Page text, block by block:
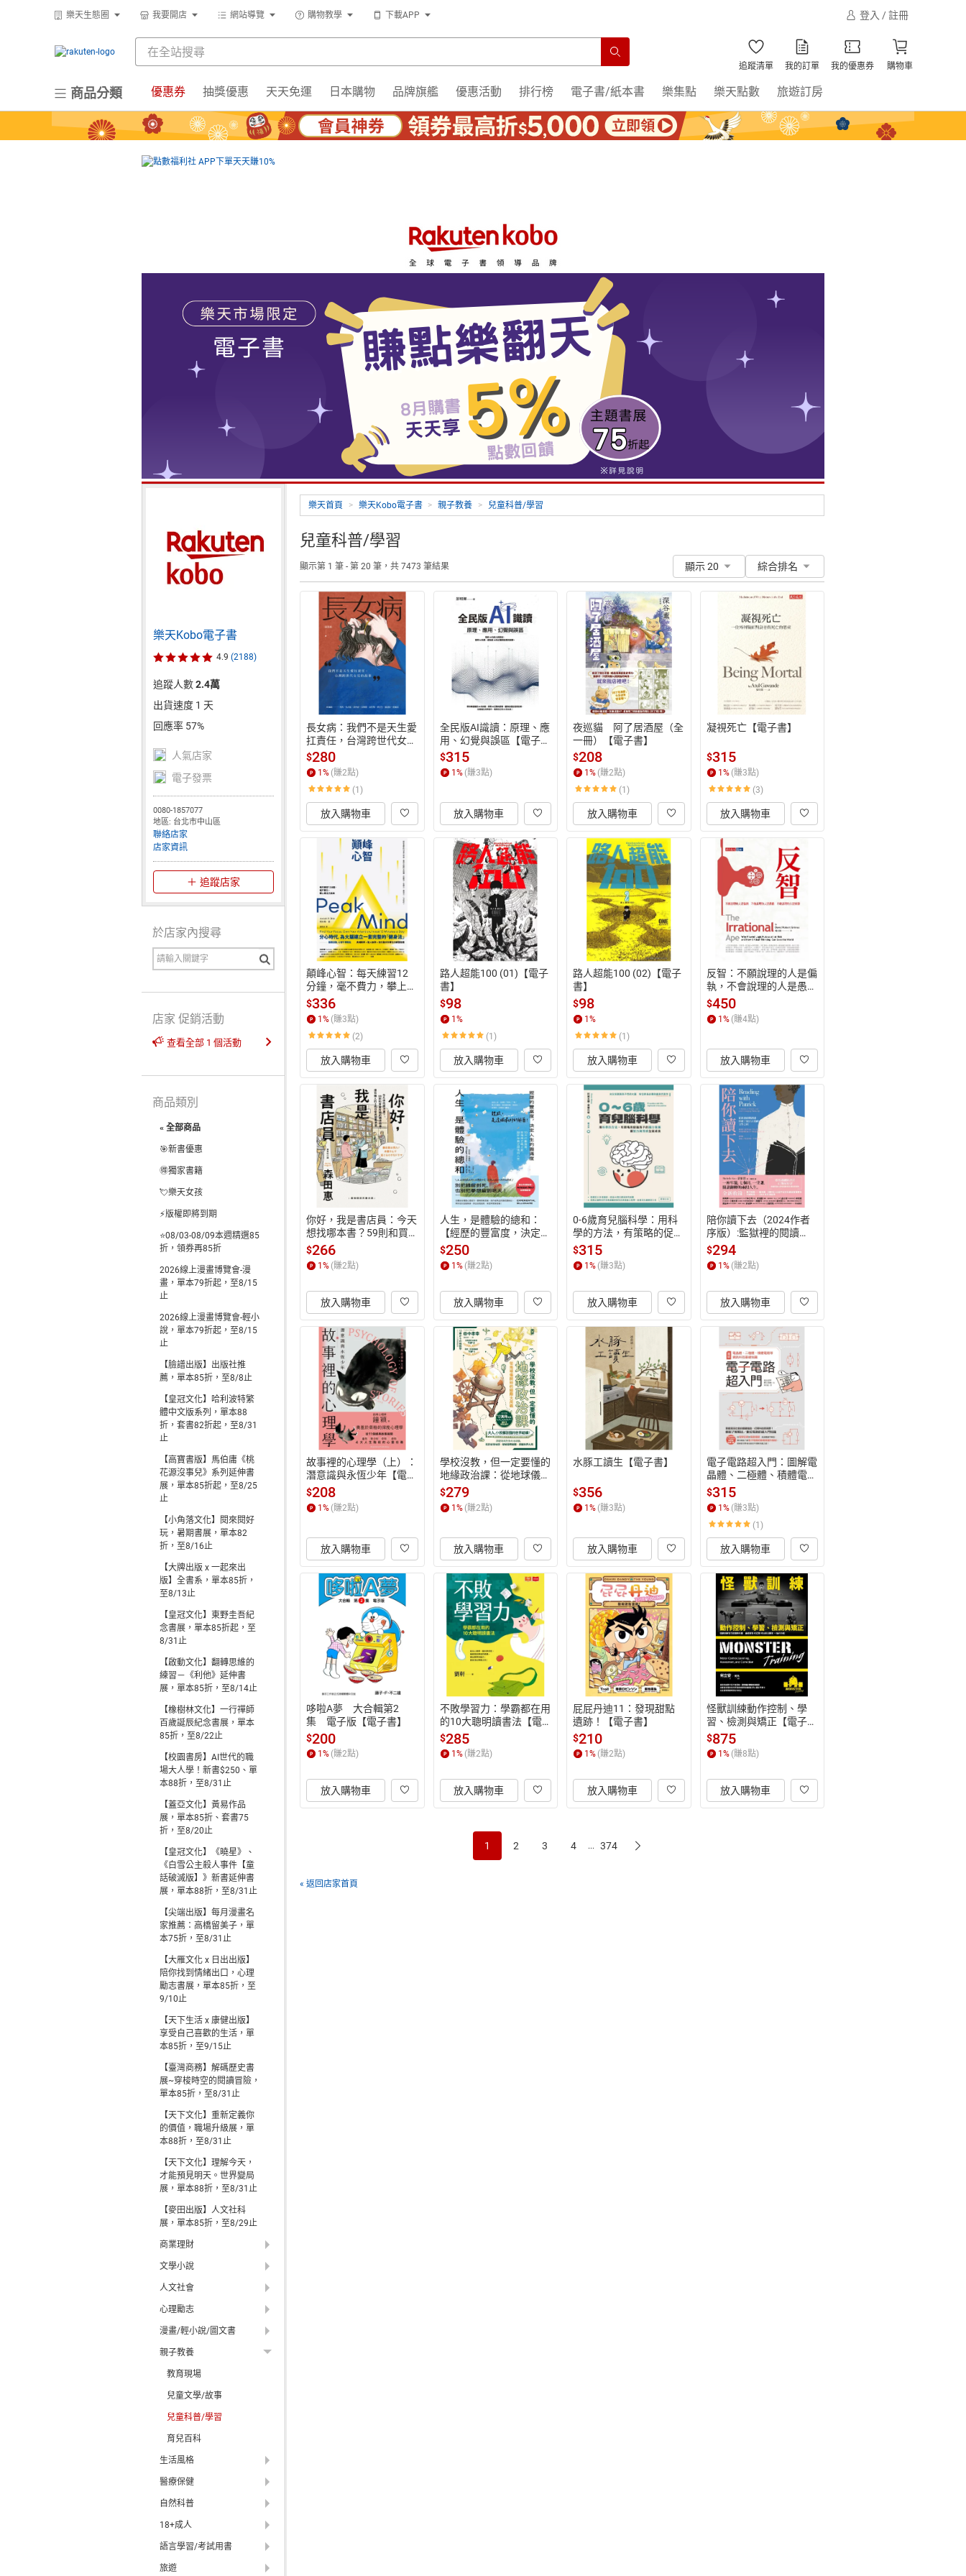
樂天生態圈 我要開店 網站導覽 購物教學 下載APP 登入 / 註冊
追蹤清單 我的訂單 我的優惠券 購物車
商品分類 優惠券 抽獎優惠 天天免運 日本購物 品牌旗艦 優惠活動 排行榜 電子書/紙本書 樂集點 樂天點數 旅遊訂房
樂天首頁 > 樂天Kobo電子書 > 親子教養 > 兒童科普/學習
兒童科普/學習
顯示第 1 筆 - 第 20 筆，共 7473 筆結果 顯示 20 綜合排名
長女病：我們不是天生愛
扛責任，台灣跨世代女兒
的故事【電子書】
$280
1% (賺2點)
(1)
放入購物車
全民版AI識讀：原理、應
用、幻覺與誤區【電子
書】
$315
1% (賺3點)
放入購物車
夜巡貓　阿了居酒屋（全
一冊）【電子書】
$208
1% (賺2點)
(1)
放入購物車
凝視死亡【電子書】
$315
1% (賺3點)
(3)
放入購物車
顛峰心智：每天練習12
分鐘，毫不費力，攀上專
注力高峰【電子書】
$336
1% (賺3點)
(2)
放入購物車
路人超能100 (01)【電子
書】
$98
1%
(1)
放入購物車
路人超能100 (02)【電子
書】
$98
1%
(1)
放入購物車
反智：不願說理的人是偏
執，不會說理的人是愚
蠢，不敢說理的人是奴隸
【電子書】
$450
1% (賺4點)
放入購物車
你好，我是書店員：今天
想找哪本書？59則和買
書有關的讀者故事，還有
職人的工作日常與推書清
單【電子書】
$266
1% (賺2點)
放入購物車
人生，是體驗的總和：
【經歷的豐富度，決定人
生的圓滿度】10大行動
指南，在為時已晚之前，
設計你真正想活的人生
$250
1% (賺2點)
放入購物車
0-6歲育兒腦科學：用科
學的方法，有策略的促進
孩子的腦力發展，讓智力
與情感全面成長【電子
書】
$315
1% (賺3點)
放入購物車
陪你讀下去（2024作者
序版）:監獄裡的閱讀
課，開啟了探求公義的文
學之旅【電子書】
$294
1% (賺2點)
放入購物車
故事裡的心理學（上）：
潛意識與永恆少年【電子
書】
$208
1% (賺2點)
放入購物車
學校沒教，但一定要懂的
地緣政治課：從地球儀開
始的國際大局觀【電子
書】
$279
1% (賺2點)
放入購物車
水豚工讀生【電子書】
$356
1% (賺3點)
放入購物車
電子電路超入門：圖解電
晶體、二極體、積體電路
等資訊科技基礎知識【電
子書】
$315
1% (賺3點)
(1)
放入購物車
哆啦A夢　大合輯第2
集　電子版【電子書】
$200
1 % (賺2點)
放入購物車
不敗學習力：學霸都在用
的10大聰明讀書法【電
子書】
$285
1 % (賺2點)
放入購物車
屁屁丹迪11：發現甜點
遺跡！【電子書】
$210
1 % (賺2點)
放入購物車
怪獸訓練動作控制、學
習、檢測與矯正【電子
書】
$875
1 % (賺8點)
放入購物車
1 2 3 4 ... 374
« 返回店家首頁
樂天Kobo電子書
4.9 (2188)
追蹤人數2.4萬
出貨速度 1 天
回應率 57%
人氣店家
電子發票
0080-1857077
地區: 台北市中山區
聯絡店家
店家資訊
追蹤店家
於店家內搜尋
店家 促銷活動
查看全部 1 個活動
商品類別
« 全部商品
🎯新書優惠
🉐獨家書籍
💘樂天女孩
⚡版權即將到期
⭐08/03-08/09本週精選85
折，領券再85折
2026線上漫畫博覽會-漫
畫，單本79折起，至8/15
止
2026線上漫畫博覽會-輕小
說，單本79折起，至8/15
止
【臉譜出版】出版社推
薦，單本85折，至8/8止
【皇冠文化】哈利波特繁
體中文版系列，單本88
折，套書82折起，至8/31
止
【高寶書版】馬伯庸《桃
花源沒事兒》系列延伸書
展，單本85折起，至8/25
止
【小角落文化】閱來閱好
玩，暑期書展，單本82
折，至8/16止
【大牌出版 x 一起來出
版】全書系，單本85折，
至8/13止
【皇冠文化】東野圭吾紀
念書展，單本85折起，至
8/31止
【啟動文化】翻轉思維的
練習－《利他》延伸書
展，單本85折，至8/14止
【橡樹林文化】一行禪師
百歲誕辰紀念書展，單本
85折，至8/22止
【校園書房】AI世代的職
場大人學！新書$250、單
本88折，至8/31止
【蓋亞文化】黃易作品
展，單本85折、套書75
折，至8/20止
【皇冠文化】《曉星》、
《白雪公主殺人事件【童
話破滅版】》新書延伸書
展，單本88折，至8/31止
【尖端出版】每月漫畫名
家推薦：高橋留美子，單
本75折，至8/31止
【大雁文化 x 日出出版】
陪你找到情緒出口，心理
勵志書展，單本85折，至
9/10止
【天下生活 x 康健出版】
享受自己喜歡的生活，單
本85折，至9/15止
【臺灣商務】解碼歷史書
展~穿梭時空的閱讀冒險，
單本85折，至8/31止
【天下文化】重新定義你
的價值，職場升級展，單
本88折，至8/31止
【天下文化】理解今天，
才能預見明天。世界變局
展，單本88折，至8/31止
【麥田出版】人文社科
展，單本85折，至8/29止
商業理財
文學小說
人文社會
心理勵志
漫畫/輕小說/圖文書
親子教養
教育現場
兒童文學/故事
兒童科普/學習
育兒百科
生活風格
醫療保健
自然科普
18+成人
語言學習/考試用書
旅遊